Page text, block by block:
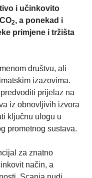
i učinkovito
2, a ponekad i
primjene i tržišta
društvu, ali
izazovima.
prijelaz na
iz obnovljivih izvora
ključnu ulogu u
prometnog sustava.
za znatno
način, a